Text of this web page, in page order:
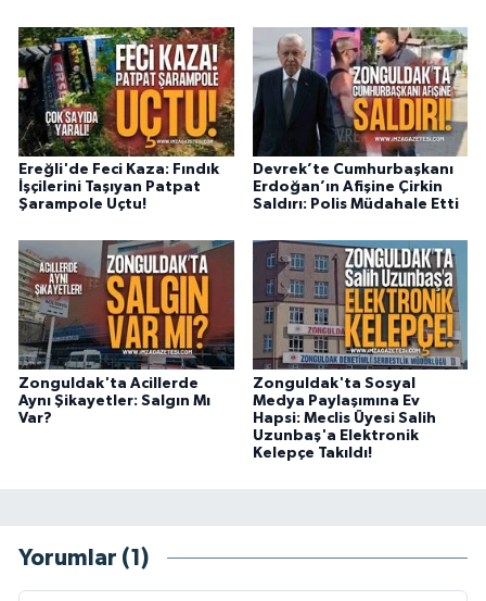
Ereğli'de Feci Kaza: Fındık
İşçilerini Taşıyan Patpat
Şarampole Uçtu!
Devrek’te Cumhurbaşkanı
Erdoğan’ın Afişine Çirkin
Saldırı: Polis Müdahale Etti
Zonguldak'ta Acillerde
Aynı Şikayetler: Salgın Mı
Var?
Zonguldak'ta Sosyal
Medya Paylaşımına Ev
Hapsi: Meclis Üyesi Salih
Uzunbaş'a Elektronik
Kelepçe Takıldı!
Yorumlar (1)